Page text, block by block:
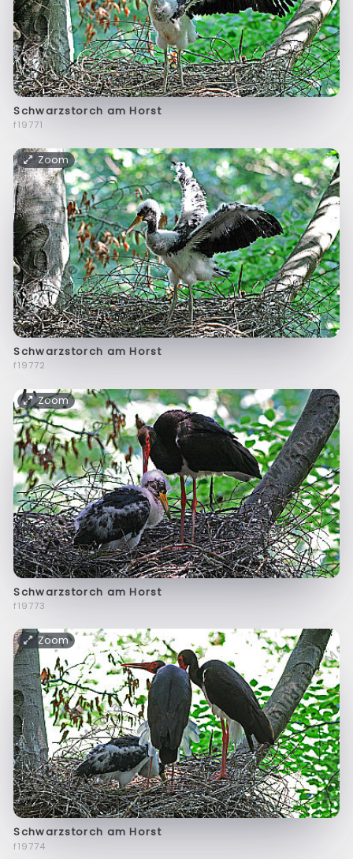
Schwarzstorch am Horst
f19771
Zoom
Schwarzstorch am Horst
f19772
Zoom
Schwarzstorch am Horst
f19773
Zoom
Schwarzstorch am Horst
f19774